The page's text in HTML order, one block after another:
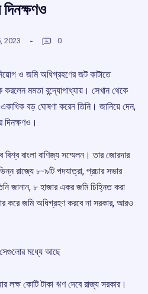
দিনক্ষণও
2023 0
ও জমি অধিগ্রহণের জট কাটাতে
করলেন মমতা বন্দ্যোপাধ্যায়। সেখান থেকে
বড় ঘোষণা করেন তিনি। জানিয়ে দেন,
দিনক্ষণও।
বাংলা বাণিজ্য সম্মেলন। তার জোরদার
রাজ্যে ৮-৯টি পদযাত্রা, প্রচার সভার
জানান, ৮ হাজার একর জমি চিহ্নিত করা
করে জমি অধিগ্রহণ করবে না সরকার, আরও
সেগুলোর মধ্যে আছে
লক্ষ কোটি টাকা ঋণ দেবে রাজ্য সরকার।